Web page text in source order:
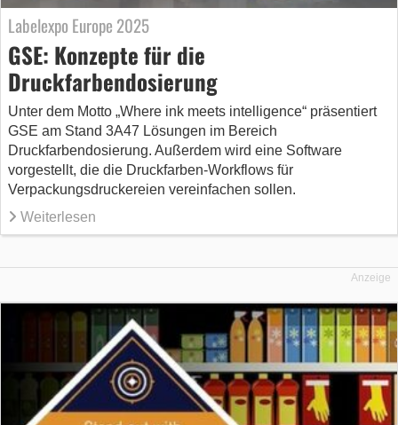
Labelexpo Europe 2025
GSE: Konzepte für die
Druckfarbendosierung
Unter dem Motto „Where ink meets intelligence“ präsentiert
GSE am Stand 3A47 Lösungen im Bereich
Druckfarbendosierung. Außerdem wird eine Software
vorgestellt, die die Druckfarben-Workflows für
Verpackungsdruckereien vereinfachen sollen.
Weiterlesen
Anzeige